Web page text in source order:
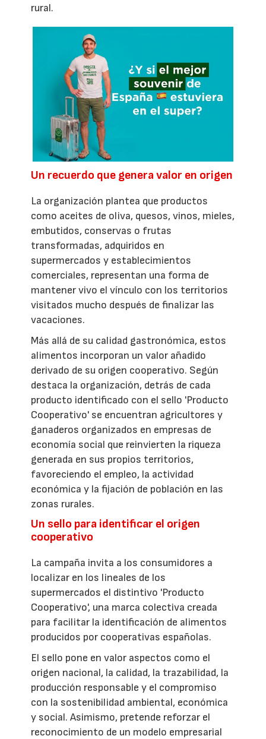
rural.
Un recuerdo que genera valor en origen
La organización plantea que productos
como aceites de oliva, quesos, vinos, mieles,
embutidos, conservas o frutas
transformadas, adquiridos en
supermercados y establecimientos
comerciales, representan una forma de
mantener vivo el vínculo con los territorios
visitados mucho después de finalizar las
vacaciones.
Más allá de su calidad gastronómica, estos
alimentos incorporan un valor añadido
derivado de su origen cooperativo. Según
destaca la organización, detrás de cada
producto identificado con el sello 'Producto
Cooperativo' se encuentran agricultores y
ganaderos organizados en empresas de
economía social que reinvierten la riqueza
generada en sus propios territorios,
favoreciendo el empleo, la actividad
económica y la fijación de población en las
zonas rurales.
Un sello para identificar el origen
cooperativo
La campaña invita a los consumidores a
localizar en los lineales de los
supermercados el distintivo 'Producto
Cooperativo', una marca colectiva creada
para facilitar la identificación de alimentos
producidos por cooperativas españolas.
El sello pone en valor aspectos como el
origen nacional, la calidad, la trazabilidad, la
producción responsable y el compromiso
con la sostenibilidad ambiental, económica
y social. Asimismo, pretende reforzar el
reconocimiento de un modelo empresarial